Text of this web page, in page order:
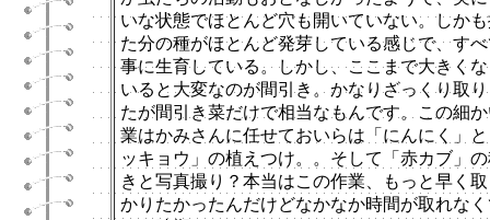
いな状態でほとんど穴も開いていない。しか
た分の種がほとんど発芽している感じで、す
事に生育している。しかし、ここまで大きく
いると大変なのが間引き。かなりざっくり取
たが間引き菜だけで相当なもんです。この細
業はかみさんに任せておいらは「にんにく」
ッキョウ」の植えつけ。。そして「赤カブ」
きと写真撮り？本当はこの作業、もっと早く
かりたかったんだけどなかなか時間が取れな